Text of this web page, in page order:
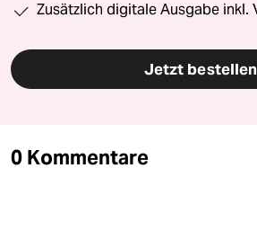
Zusätzlich digitale Ausgabe inkl.
Jetzt bestellen
0 Kommentare